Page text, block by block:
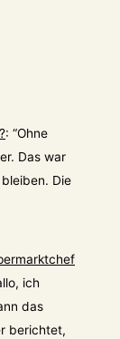
: “Ohne
Das war
Die
ich
das
berichtet,